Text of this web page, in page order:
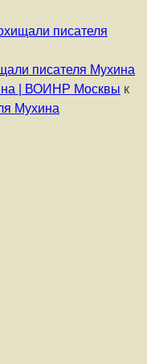
писателя
писателя Мухина
| ВОИНР Москвы к
Мухина